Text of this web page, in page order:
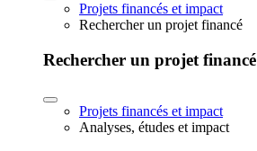
Projets financés et impact
Rechercher un projet financé
Rechercher un projet financé
Projets financés et impact
Analyses, études et impact